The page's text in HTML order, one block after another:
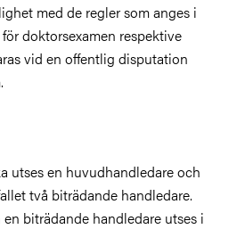
med de regler som anges i
doktorsexamen respektive
vid en offentlig disputation
utses en huvudhandledare och
två biträdande handledare.
biträdande handledare utses i